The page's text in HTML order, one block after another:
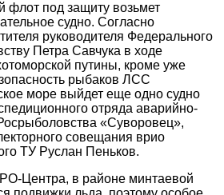
под защиту возьмет
судно. Согласно
руководителя Федерального
Петра Савчука в ходе
путины, кроме уже
рыбаков ЛСС
море выйдет еще одно судно
отряда аварийно-
«Суворовец»,
совещания врио
ТУ Руслан Пеньков.
Центра, в районе минтаевой